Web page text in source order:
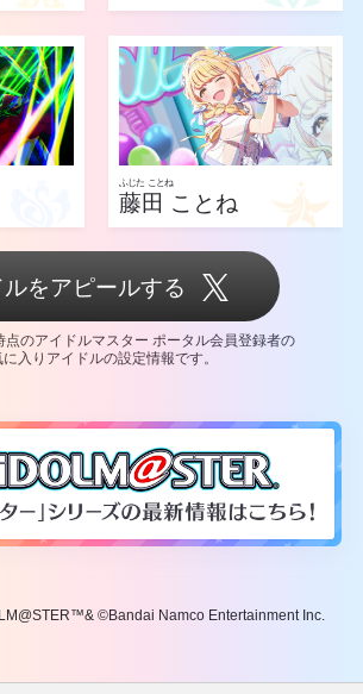
ふじた ことね
藤田 ことね
をアピールする
のアイドルマスター ポータル会員登録者の
に入りアイドルの設定情報です。
©Bandai Namco Entertainment Inc.